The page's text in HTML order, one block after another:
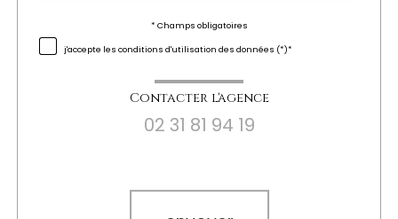
* Champs obligatoires
j'accepte les conditions d'utilisation des données (*)*
Contacter l'agence
02 31 81 94 19